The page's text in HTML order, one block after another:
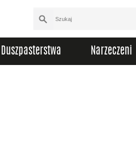
Duszpasterstwa Narzeczeni